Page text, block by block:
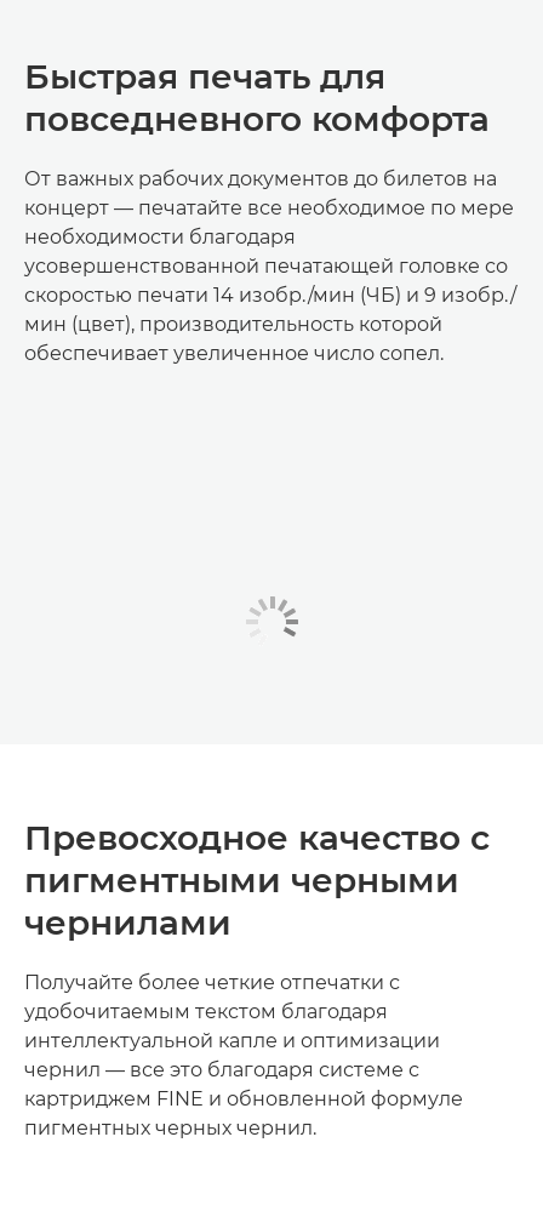
Быстрая печать для
повседневного комфорта
От важных рабочих документов до билетов на
концерт — печатайте все необходимое по мере
необходимости благодаря
усовершенствованной печатающей головке со
скоростью печати 14 изобр./мин (ЧБ) и 9 изобр./
мин (цвет), производительность которой
обеспечивает увеличенное число сопел.
Превосходное качество с
пигментными черными
чернилами
Получайте более четкие отпечатки с
удобочитаемым текстом благодаря
интеллектуальной капле и оптимизации
чернил — все это благодаря системе с
картриджем FINE и обновленной формуле
пигментных черных чернил.